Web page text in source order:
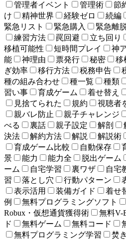
管理者イベント
管理術 節
け
精神世界 経験ゼロ 続編
緊急リスト
緊急購入 緊急離
練習方法
罠回避 立ち回り
移植可能性
短時間プレイ 神
能
神理由 票発行 秘密 移
ぎ効率
移行方法 税務申告
種の組み合わせ
種一覧 種類
習い事
育成ゲーム 着せ替え
見捨てられた
規約 視聴者
親バレ防止
親子チャレンジ
べる
裏話 親子設定 解剖
決法
解約方法 解説 解説術
育成ゲーム比較
自動保存
景
能力 能力全 脱出ゲーム
ーム
自宅学習 裏ワザ 自宅
習
落とし穴 行動パターン
表示活用
装備ガイド 着せ
例
無料プログラミングソフト
Robux・仮想通貨獲得術
無料V-
ド
無料ゲーム 無料コード
無料プログラミング学習
焚